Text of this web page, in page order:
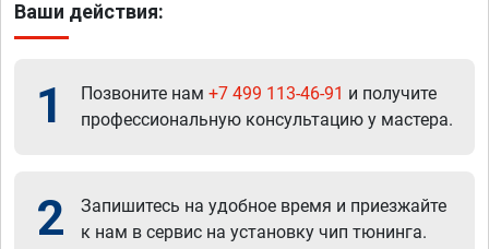
Ваши действия:
1 Позвоните нам +7 499 113-46-91 и получите
профессиональную консультацию у мастера.
2
Запишитесь на удобное время и приезжайте
к нам в сервис на установку чип тюнинга.